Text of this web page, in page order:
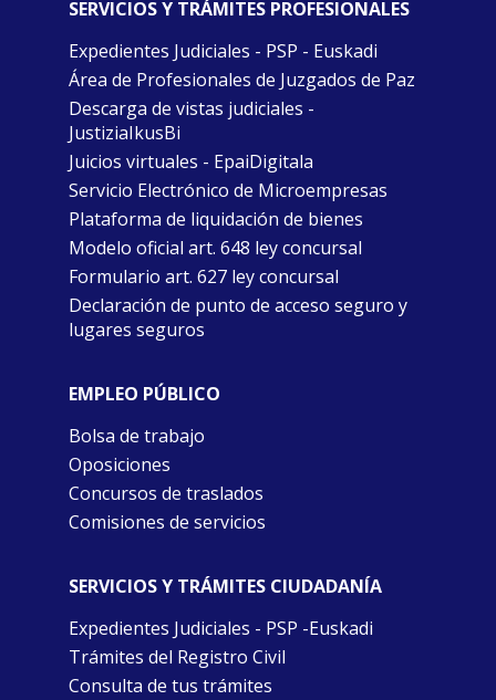
SERVICIOS Y TRÁMITES PROFESIONALES
Expedientes Judiciales - PSP - Euskadi
Área de Profesionales de Juzgados de Paz
Descarga de vistas judiciales -
JustiziaIkusBi
Juicios virtuales - EpaiDigitala
Servicio Electrónico de Microempresas
Plataforma de liquidación de bienes
Modelo oficial art. 648 ley concursal
Formulario art. 627 ley concursal
Declaración de punto de acceso seguro y
lugares seguros
EMPLEO PÚBLICO
Bolsa de trabajo
Oposiciones
Concursos de traslados
Comisiones de servicios
SERVICIOS Y TRÁMITES CIUDADANÍA
Expedientes Judiciales - PSP -Euskadi
Trámites del Registro Civil
Consulta de tus trámites